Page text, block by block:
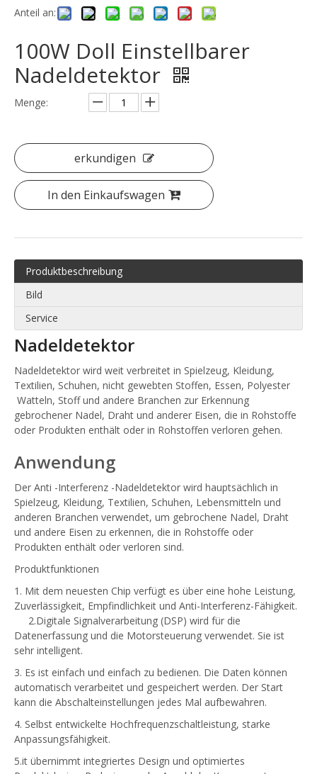
Anteil an:
100W Doll Einstellbarer
Nadeldetektor
Menge:
erkundigen
In den Einkaufswagen
Produktbeschreibung
Bild
Service
Nadeldetektor
Nadeldetektor wird weit verbreitet in Spielzeug, Kleidung,
Textilien, Schuhen, nicht gewebten Stoffen, Essen, Polyester
Watteln, Stoff und andere Branchen zur Erkennung
gebrochener Nadel, Draht und anderer Eisen, die in Rohstoffe
oder Produkten enthält oder in Rohstoffen verloren gehen.
Anwendung
Der Anti -Interferenz -Nadeldetektor wird hauptsächlich in
Spielzeug, Kleidung, Textilien, Schuhen, Lebensmitteln und
anderen Branchen verwendet, um gebrochene Nadel, Draht
und andere Eisen zu erkennen, die in Rohstoffe oder
Produkten enthält oder verloren sind.
Produktfunktionen
1. Mit dem neuesten Chip verfügt es über eine hohe Leistung,
Zuverlässigkeit, Empfindlichkeit und Anti-Interferenz-Fähigkeit.
2.Digitale Signalverarbeitung (DSP) wird für die
Datenerfassung und die Motorsteuerung verwendet. Sie ist
sehr intelligent.
3. Es ist einfach und einfach zu bedienen. Die Daten können
automatisch verarbeitet und gespeichert werden. Der Start
kann die Abschalteinstellungen jedes Mal aufbewahren.
4. Selbst entwickelte Hochfrequenzschaltleistung, starke
Anpassungsfähigkeit.
5.it übernimmt integriertes Design und optimiertes